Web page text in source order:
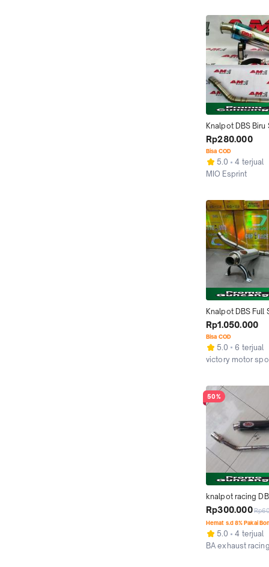
Knalpot DBS Biru
GSX 150/150R/
F/FU/Injeksi/Las
Rp280.000
Bisa COD
5.0
4 terjual
MIO Esprint
Knalpot DBS Full
Tipe Titan Series
Satria FU Karbu
FU Injeksi -
Rp1.050.000
Bisa COD
5.0
6 terjual
victory motor
50%
knalpot racing
leheran stainless
inlet 50mm PNP
satria fu, CB150R,
Verza, MX king,dll
Rp300.000
Hemat s.d 8% Pakai
5.0
4 terjual
BA exhaust racing